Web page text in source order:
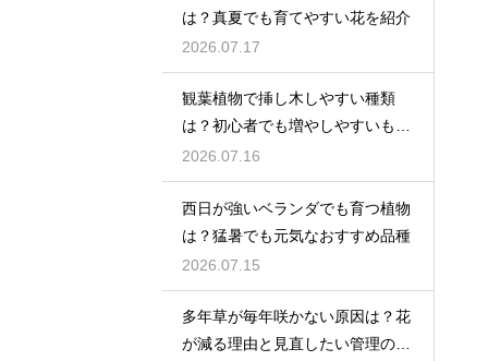
は？真夏でも育てやすい花を紹介
2026.07.17
観葉植物で挿し木しやすい種類
は？初心者でも増やしやすいもの
を紹介
2026.07.16
西日が強いベランダでも育つ植物
は？猛暑でも元気なおすすめ品種
2026.07.15
多年草が毎年咲かない原因は？花
が減る理由と見直したい管理のコ